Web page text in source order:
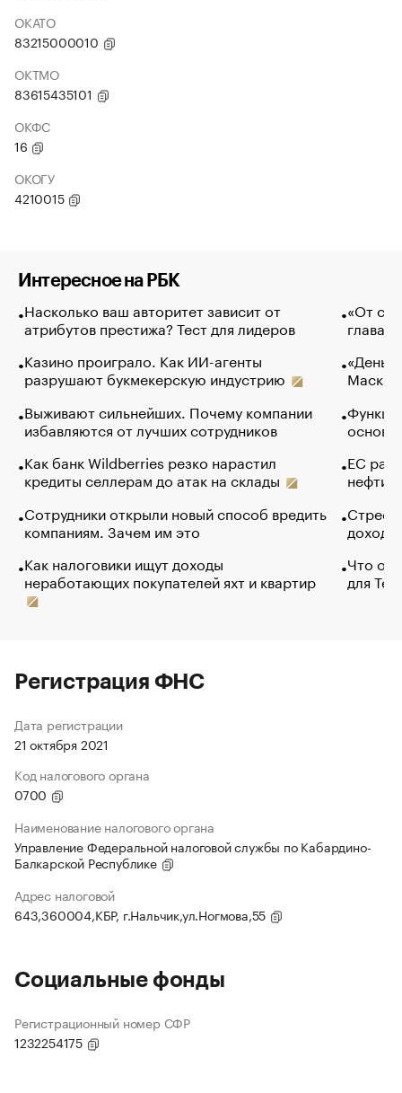
ОКАТО
83215000010
ОКТМО
83615435101
ОКФС
16
ОКОГУ
4210015
Интересное на РБК
Насколько ваш авторитет зависит от
атрибутов престижа? Тест для лидеров
Казино проиграло. Как ИИ-агенты
разрушают букмекерскую индустрию
Выживают сильнейших. Почему компании
избавляются от лучших сотрудников
Как банк Wildberries резко нарастил
кредиты селлерам до атак на склады
Сотрудники открыли новый способ вредить
компаниям. Зачем им это
Как налоговики ищут доходы
неработающих покупателей яхт и квартир
«От
глава
Маск в
основ
ЕС
нефти
Что
для
Регистрация ФНС
Дата регистрации
21 октября 2021
Код налогового органа
0700
Наименование налогового органа
Управление Федеральной налоговой службы по Кабардино-
Балкарской Республике
Адрес налоговой
643,360004,КБР, г.Нальчик,ул.Ногмова,55
Социальные фонды
Регистрационный номер СФР
1232254175